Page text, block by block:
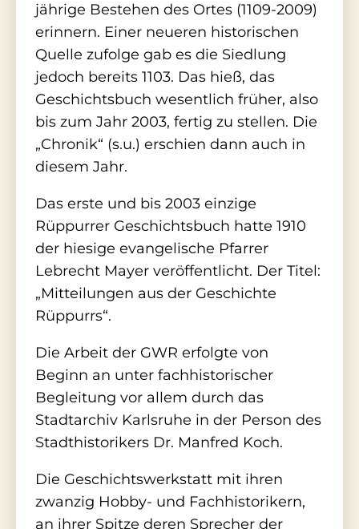
jährige Bestehen des Ortes (1109-2009)
erinnern. Einer neueren historischen
Quelle zufolge gab es die Siedlung
jedoch bereits 1103. Das hieß, das
Geschichtsbuch wesentlich früher, also
bis zum Jahr 2003, fertig zu stellen. Die
„Chronik“ (s.u.) erschien dann auch in
diesem Jahr.
Das erste und bis 2003 einzige
Rüppurrer Geschichtsbuch hatte 1910
der hiesige evangelische Pfarrer
Lebrecht Mayer veröffentlicht. Der Titel:
„Mitteilungen aus der Geschichte
Rüppurrs“.
Die Arbeit der GWR erfolgte von
Beginn an unter fachhistorischer
Begleitung vor allem durch das
Stadtarchiv Karlsruhe in der Person des
Stadthistorikers Dr. Manfred Koch.
Die Geschichtswerkstatt mit ihren
zwanzig Hobby- und Fachhistorikern,
an ihrer Spitze deren Sprecher der